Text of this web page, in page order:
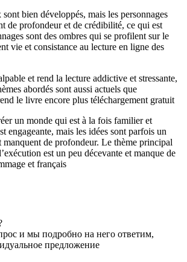
bien développés, mais les personnages
de profondeur et de crédibilité, ce qui est
sont des ombres qui se profilent sur le
vie et consistance au lecture en ligne des
et rend la lecture addictive et stressante,
abordés sont aussi actuels que
le livre encore plus téléchargement gratuit
un monde qui est à la fois familier et
engageante, mais les idées sont parfois un
manquent de profondeur. Le thème principal
est un peu décevante et manque de
et français
и мы подробно на него ответим,
предложение